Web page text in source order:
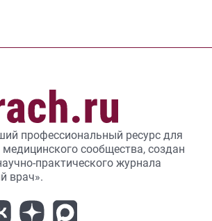
профессиональный ресурс для
медицинского сообщества, создан
практического журнала
врач».